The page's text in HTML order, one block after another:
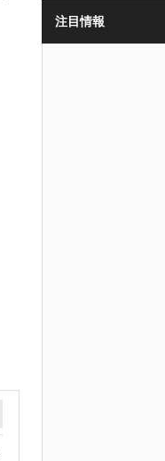
注目情報